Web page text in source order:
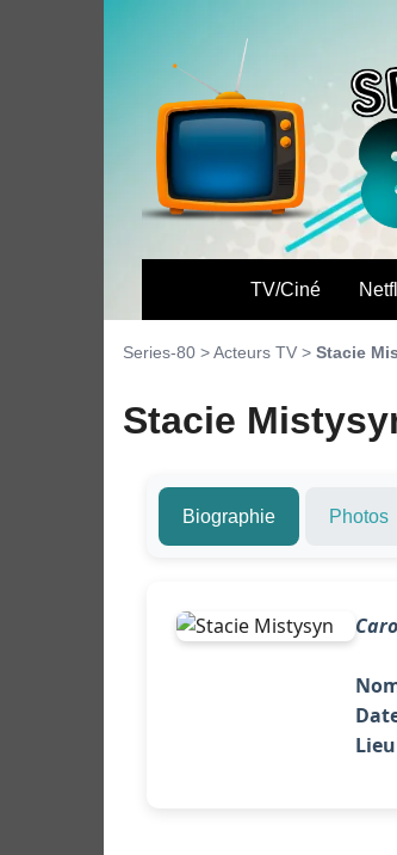
TV/Ciné
Series-80 >Acteurs TV > Stacie
Stacie
Biographie Photos